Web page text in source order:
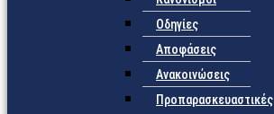
Οδηγίες
Αποφάσεις
Ανακοινώσεις
Προπαρασκευαστικές